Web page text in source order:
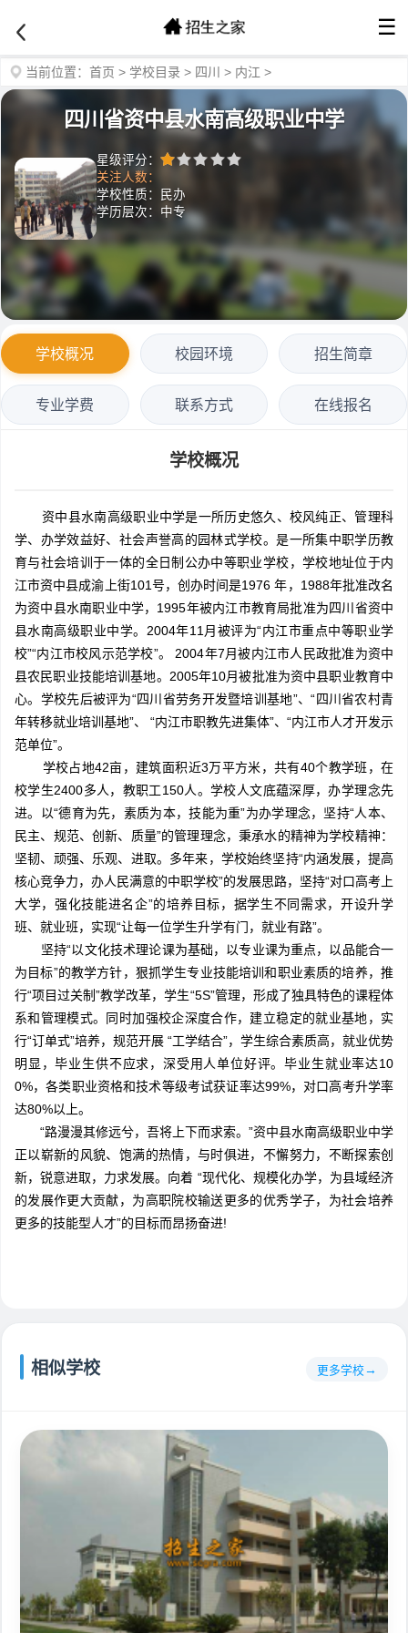
☰
当前位置： 首页 > 学校目录 > 四川 > 内江 >
四川省资中县水南高级职业中学
星级评分：
关注人数：
学校性质：民办
学历层次：中专
学校概况 校园环境 招生简章
专业学费 联系方式 在线报名
学校概况
资中县水南高级职业中学是一所历史悠久、校风纯正、管理科
学、办学效益好、社会声誉高的园林式学校。是一所集中职学历教
育与社会培训于一体的全日制公办中等职业学校，学校地址位于内
江市资中县成渝上街101号，创办时间是1976 年，1988年批准改名
为资中县水南职业中学，1995年被内江市教育局批准为四川省资中
县水南高级职业中学。2004年11月被评为“内江市重点中等职业学
校”“内江市校风示范学校”。 2004年7月被内江市人民政批准为资中
县农民职业技能培训基地。2005年10月被批准为资中县职业教育中
心。学校先后被评为“四川省劳务开发暨培训基地”、“四川省农村青
年转移就业培训基地”、 “内江市职教先进集体”、“内江市人才开发示
范单位”。
学校占地42亩，建筑面积近3万平方米，共有40个教学班，在
校学生2400多人，教职工150人。学校人文底蕴深厚，办学理念先
进。以“德育为先，素质为本，技能为重”为办学理念，坚持“人本、
民主、规范、创新、质量”的管理理念，秉承水的精神为学校精神：
坚韧、顽强、乐观、进取。多年来，学校始终坚持“内涵发展，提高
核心竞争力，办人民满意的中职学校”的发展思路，坚持“对口高考上
大学，强化技能进名企”的培养目标，据学生不同需求，开设升学
班、就业班，实现“让每一位学生升学有门，就业有路”。
坚持“以文化技术理论课为基础，以专业课为重点，以品能合一
为目标”的教学方针，狠抓学生专业技能培训和职业素质的培养，推
行“项目过关制”教学改革，学生“5S”管理，形成了独具特色的课程体
系和管理模式。同时加强校企深度合作，建立稳定的就业基地，实
行“订单式”培养，规范开展 “工学结合”，学生综合素质高，就业优势
明显，毕业生供不应求，深受用人单位好评。毕业生就业率达10
0%，各类职业资格和技术等级考试获证率达99%，对口高考升学率
达80%以上。
“路漫漫其修远兮，吾将上下而求索。”资中县水南高级职业中学
正以崭新的风貌、饱满的热情，与时俱进，不懈努力，不断探索创
新，锐意进取，力求发展。向着 “现代化、规模化办学，为县域经济
的发展作更大贡献，为高职院校输送更多的优秀学子，为社会培养
更多的技能型人才”的目标而昂扬奋进!
相似学校 更多学校